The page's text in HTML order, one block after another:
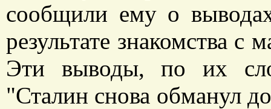
сообщили ему о
результате знакомства с
Эти выводы, по их
"Сталин снова обманул